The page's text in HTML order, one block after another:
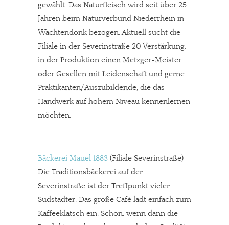
gewählt. Das Naturfleisch wird seit über 25
Jahren beim Naturverbund Niederrhein in
Wachtendonk bezogen. Aktuell sucht die
Filiale in der Severinstraße 20 Verstärkung:
in der Produktion einen Metzger-Meister
oder Gesellen mit Leidenschaft und gerne
Praktikanten/Auszubildende, die das
Handwerk auf hohem Niveau kennenlernen
möchten.
Bäckerei Mauel 1883 (Filiale Severinstraße) –
Die Traditionsbäckerei auf der
Severinstraße ist der Treffpunkt vieler
Südstädter. Das große Café lädt einfach zum
Kaffeeklatsch ein. Schön, wenn dann die